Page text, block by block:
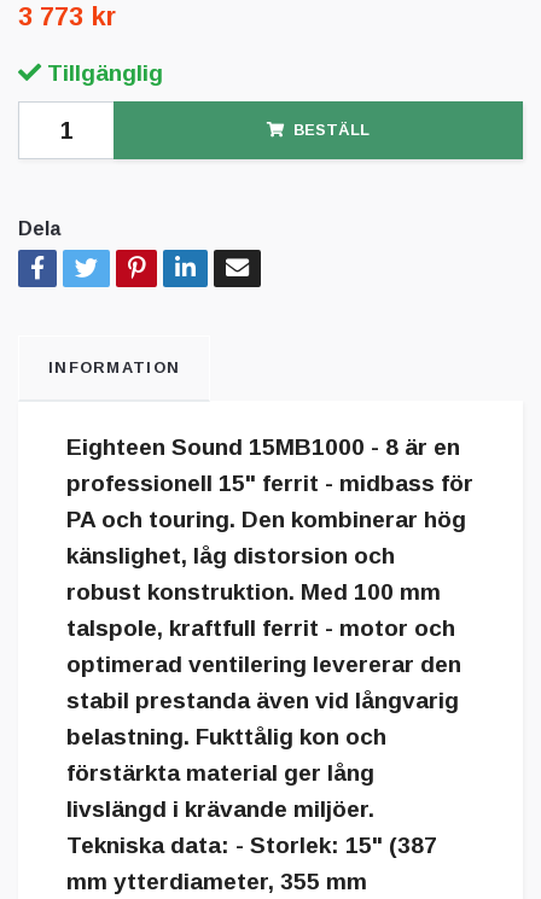
3 773 kr
Tillgänglig
BESTÄLL
Dela
INFORMATION
Eighteen Sound 15MB1000 - 8 är en
professionell 15" ferrit - midbass för
PA och touring. Den kombinerar hög
känslighet, låg distorsion och
robust konstruktion. Med 100 mm
talspole, kraftfull ferrit - motor och
optimerad ventilering levererar den
stabil prestanda även vid långvarig
belastning. Fukttålig kon och
förstärkta material ger lång
livslängd i krävande miljöer.
Tekniska data: - Storlek: 15" (387
mm ytterdiameter, 355 mm